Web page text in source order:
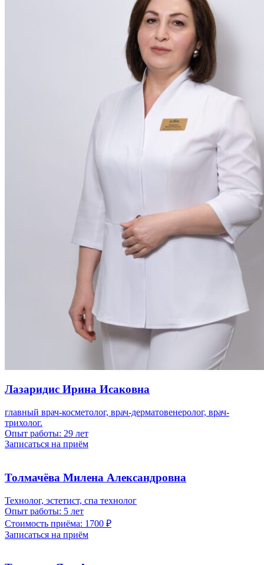
Лазаридис Ирина Исаковна
главный врач-косметолог, врач-дерматовенеролог, врач-
трихолог.
Опыт работы: 29 лет
Записаться на приём
Толмачёва Милена Александровна
Технолог, эстетист, спа технолог
Опыт работы: 5 лет
Стоимость приёма: 1700 ₽
Записаться на приём